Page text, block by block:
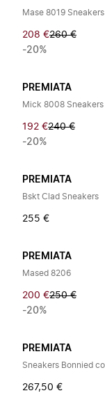
Mase 8019 Sneakers
208 €260 €
-20%
PREMIATA
Mick 8008 Sneakers
192 €240 €
-20%
PREMIATA
Bskt Clad Sneakers
255 €
PREMIATA
Mased 8206
200 €250 €
-20%
PREMIATA
267,50 €